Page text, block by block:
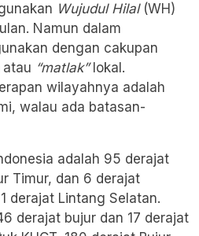
Wujudul Hilal(WH)
Namun dalam
dengan cakupan
“matlak”lokal.
wilayahnya adalah
walau ada batasan-
adalah 95 derajat
Timur, dan 6 derajat
derajat Lintang Selatan.
derajat bujur dan 17 derajat